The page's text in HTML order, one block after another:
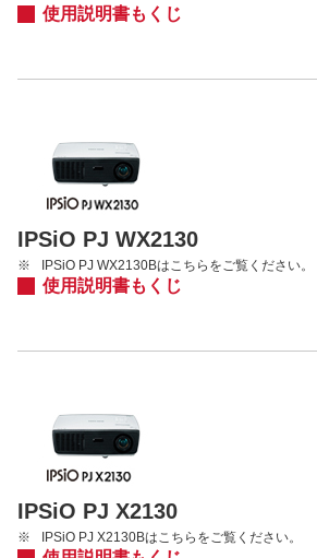
使用説明書もくじ
IPSiO PJ WX2130
※ IPSiO PJ WX2130Bはこちらをご覧ください。
使用説明書もくじ
IPSiO PJ X2130
※ IPSiO PJ X2130Bはこちらをご覧ください。